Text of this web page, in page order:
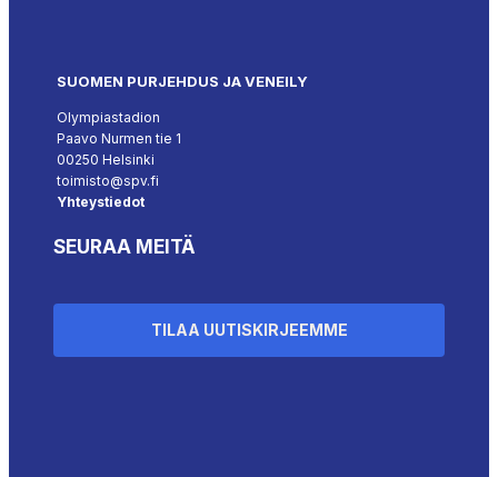
SUOMEN PURJEHDUS JA VENEILY
Olympiastadion
Paavo Nurmen tie 1
00250 Helsinki
toimisto@spv.fi
Yhteystiedot
SEURAA MEITÄ
TILAA UUTISKIRJEEMME